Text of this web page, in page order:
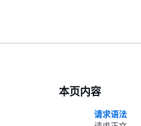
本页内容
请求语法